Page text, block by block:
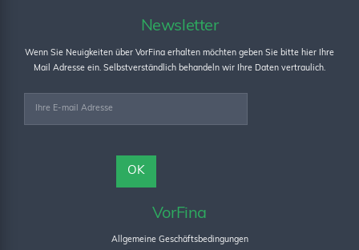
Newsletter
Wenn Sie Neuigkeiten über VorFina erhalten möchten geben Sie bitte hier Ihre
Mail Adresse ein. Selbstverständlich behandeln wir Ihre Daten vertraulich.
VorFina
Allgemeine Geschäftsbedingungen